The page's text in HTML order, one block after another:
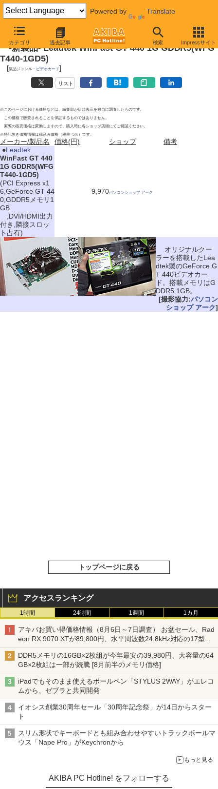
Powered by Translate
カテゴリ 過去記事 検索 Impressサイト
2011年4月29日号
-新製品- Leadtek WinFast GT 440 1G GDDR5(WFG
T440-1GD5)
[製品ジャンル： ビデオカード]
リスト
※このページにおける価格などは、編集部が店頭表示を独自に調査したものです。
この価格で販売されることを保証するものではありません。
実際の販売価格は変動しますので、購入時に各ショップ店頭にてご確認ください。
※特記無き価格情報は税込み価格（税率=5％）です。
メーカー/製品名 価格(円) ショップ
備考
●Leadtek
WinFast GT 440
1G GDDR5(WFG
T440-1GD5)
(PCI Express x1
6,GeForce GT 44
0,GDDR5メモリ1
GB
,DVI/HDMI出力
付き,隣接スロッ
ト占有)
9,970パソコンショップ アーク
オリジナルクー
ラーを搭載したLea
dtek製のGeForce G
T 440ビデオカー
ド。搭載メモリはG
DDR5 1GB。
[撮影協力:パソコン
ショップ アーク]
トップページに戻る
アクセスランキング
1時間 24時間 1週間 1カ月
アキバお買い得価格情報（8月6日～7日調査） お盆セール、Rad
eon RX 9070 XTが89,800円、水平周波数24.8kHz対応の17型モ
ニターが9,801円、暑さ指数連動セール ほか
DDR5メモリの16GB×2枚組が今年最安の39,980円、大容量の64
GB×2枚組は一部が続騰 [8月前半のメモリ価格]
iPadでもそのまま使えるボールペン「STYLUS 2WAY」がエレコ
ムから、ゼブラと共同開発
イオシス創業30周年セール「30周年記念祭」が14日からスター
ト
スリム形状でキーボードとも組み合わせやすいトラックボールマ
ウス「Nape Pro」がKeychronから
もっと見る
AKIBA PC Hotline! をフォローする